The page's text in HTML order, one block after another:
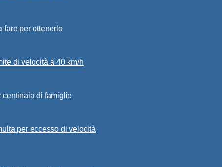
fare per ottenerlo
di velocità a 40 km/h
centinaia di famiglie
per eccesso di velocità